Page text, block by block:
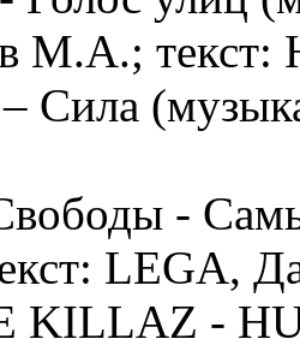
М.А.; текст:
Сила
-
LEGA,
KILLAZ -